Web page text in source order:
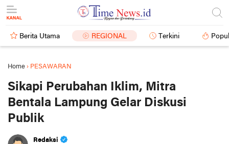
Berita Utama REGIONAL Terkini
Home › PESAWARAN
Sikapi Perubahan Iklim, Mitra
Bentala Lampung Gelar Diskusi
Publik
Redaksi